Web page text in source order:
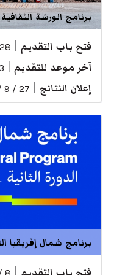
برنامج الورشة
فتح باب التقديم 28 / 5 / 2024
آخر موعد للتقديم
إعلان النتائج 27 / 9 / 2024
برنامج شمال إفريقيا
فتح باب التقديم